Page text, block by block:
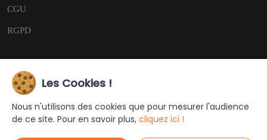
CGU
RGPD
Copyright © 2026
Ce site a été créé et est géré par Turing Web
Les Cookies !
Nous n'utilisons des cookies que pour mesurer l'audience
de ce site. Pour en savoir plus, cliquez ici !